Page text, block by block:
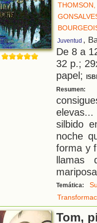
Juventud ,
De 8 a
32 p.;
papel;
Resumen:
silbido
noche
forma y
llamas
Temática:
Tom,